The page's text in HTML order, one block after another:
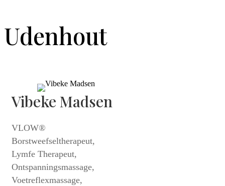
Udenhout
Vibeke Madsen
VLOW®
Borstweefseltherapeut,
Lymfe Therapeut,
Ontspanningsmassage,
Voetreflexmassage,